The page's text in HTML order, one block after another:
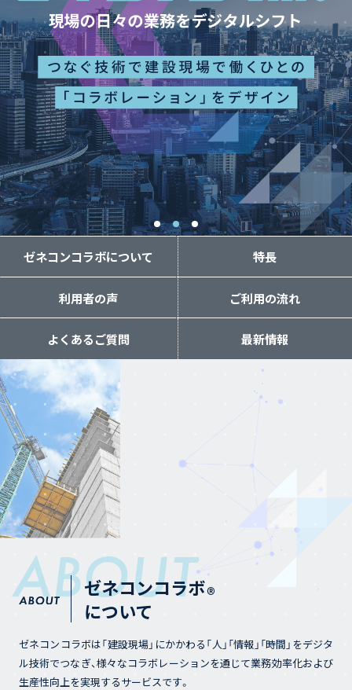
ゼネコンコラボについて 特長
利用者の声 ご利用の流れ
よくあるご質問 最新情報
ゼネコンコラボ®
について
ゼネコンコラボは「建設現場」にかかわる「人」「情報」「時間」をデジタ
ル技術でつなぎ、様々なコラボレーションを通じて業務効率化および
生産性向上を実現するサービスです。